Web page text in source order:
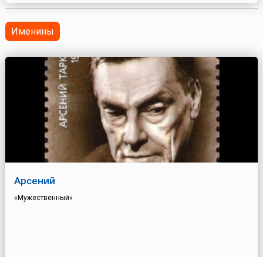
Именины
Арсений
«Мужественный»